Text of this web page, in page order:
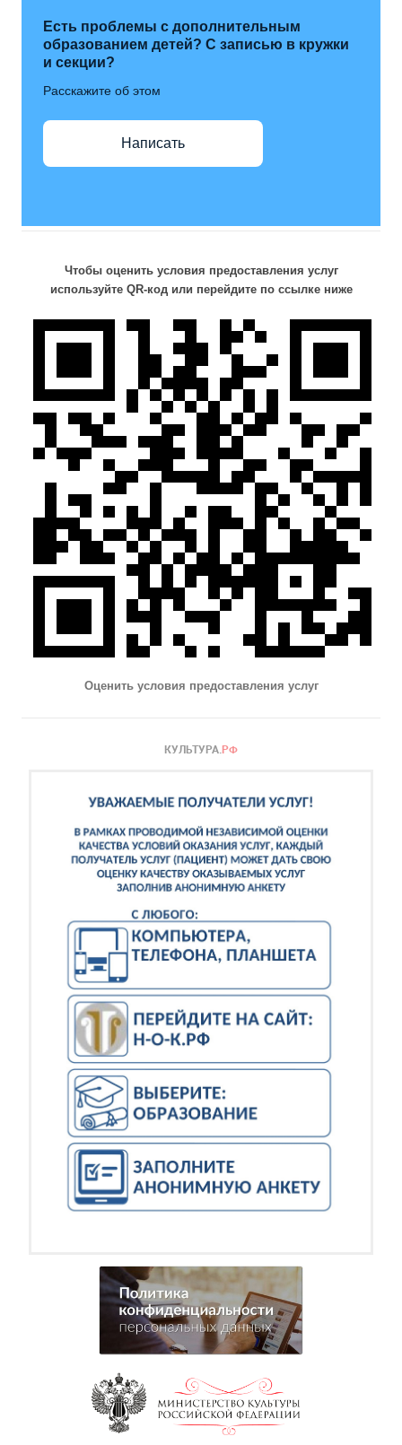
Есть проблемы с дополнительным
образованием детей? С записью в кружки
и секции?
Расскажите об этом
Написать
Чтобы оценить условия предоставления услуг
используйте QR-код или перейдите по ссылке ниже
Оценить условия предоставления услуг